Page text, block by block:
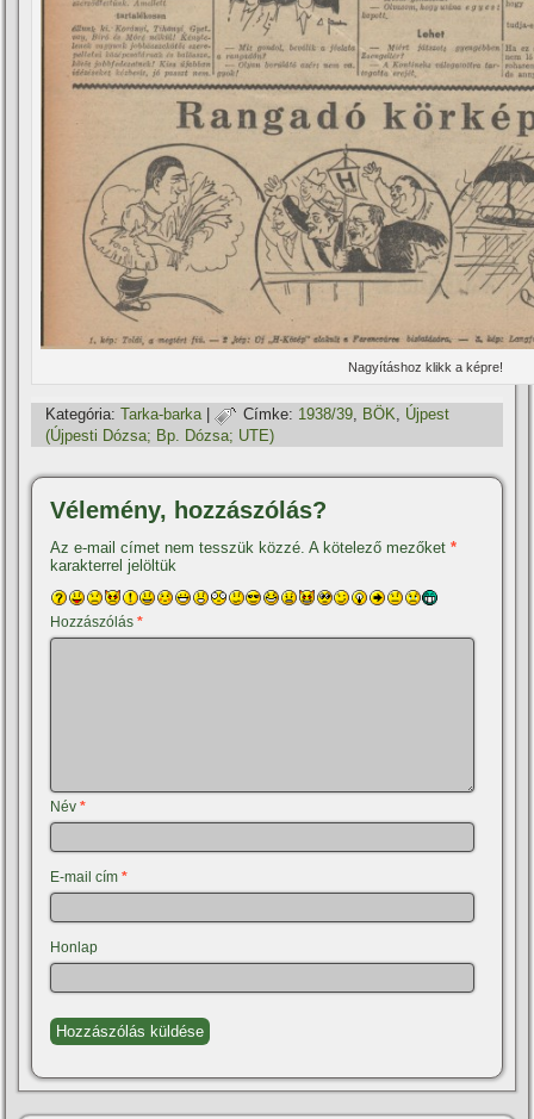
Nagyí­táshoz klikk a képre!
Kategória: Tarka-barka| Címke: 1938/39, BÖK, Újpest
(Újpesti Dózsa; Bp. Dózsa; UTE)
Vélemény, hozzászólás?
Az e-mail címet nem tesszük közzé. A kötelező mezőket*
karakterrel jelöltük
Hozzászólás*
Név*
E-mail cím*
Honlap